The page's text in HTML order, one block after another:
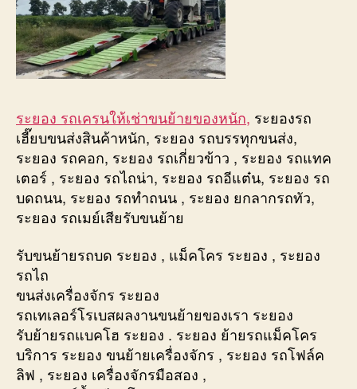
ระยอง รถเครนให้เช่าขนย้ายของหนัก, ระยองรถ
เฮี๊ยบขนส่งสินค้าหนัก, ระยอง รถบรรทุกขนส่ง,
ระยอง รถคอก, ระยอง รถเกี่ยวข้าว , ระยอง รถแทค
เตอร์ , ระยอง รถไถน่า, ระยอง รถอีแต๋น, ระยอง รถ
บดถนน, ระยอง รถทำถนน , ระยอง ยกลากรถทัว,
ระยอง รถเมย์เสียรับขนย้าย
รับขนย้ายรถบด ระยอง , แม็คโคร ระยอง , ระยอง
รถไถ
ขนส่งเครื่องจักร ระยอง
รถเทเลอร์โรเบสผลงานขนย้ายของเรา ระยอง
รับย้ายรถแบคโฮ ระยอง . ระยอง ย้ายรถแม็คโคร
บริการ ระยอง ขนย้ายเครื่องจักร , ระยอง รถโฟล์ค
ลิฟ , ระยอง เครื่องจักรมือสอง ,